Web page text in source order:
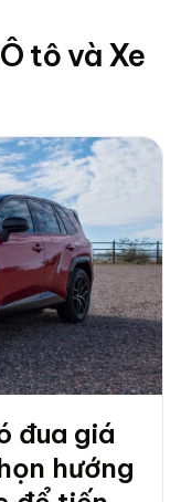
tô và Xe
đua giá
hướng